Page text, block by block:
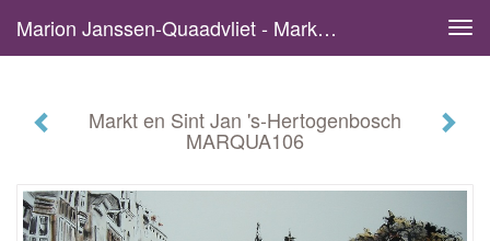
Marion Janssen-Quaadvliet - Markt En Sint Jan 's-Hertogenbosch MARQUA106
Markt en Sint Jan 's-Hertogenbosch
MARQUA106